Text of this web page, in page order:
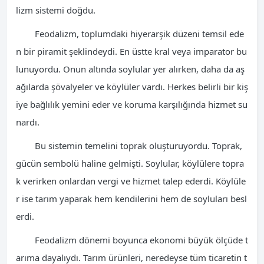
lizm sistemi doğdu.
Feodalizm, toplumdaki hiyerarşik düzeni temsil ede
n bir piramit şeklindeydi. En üstte kral veya imparator bu
lunuyordu. Onun altında soylular yer alırken, daha da aş
ağılarda şövalyeler ve köylüler vardı. Herkes belirli bir kiş
iye bağlılık yemini eder ve koruma karşılığında hizmet su
nardı.
Bu sistemin temelini toprak oluşturuyordu. Toprak,
gücün sembolü haline gelmişti. Soylular, köylülere topra
k verirken onlardan vergi ve hizmet talep ederdi. Köylüle
r ise tarım yaparak hem kendilerini hem de soyluları besl
erdi.
Feodalizm dönemi boyunca ekonomi büyük ölçüde t
arıma dayalıydı. Tarım ürünleri, neredeyse tüm ticaretin t